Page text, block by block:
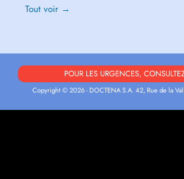
Tout voir →
POUR LES URGENCES,
Copyright © 2026 - DOCTENA S.A. 42, Rue de la